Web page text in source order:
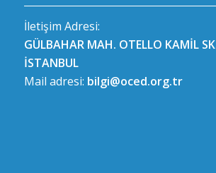
İletişim Adresi:
GÜLBAHAR MAH. OTELLO KAMİL
İSTANBUL
Mail adresi: bilgi@oced.org.tr